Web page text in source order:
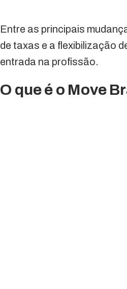
Entre as principais
de taxas e a flexibilização
entrada na profissão.
O que é o Move